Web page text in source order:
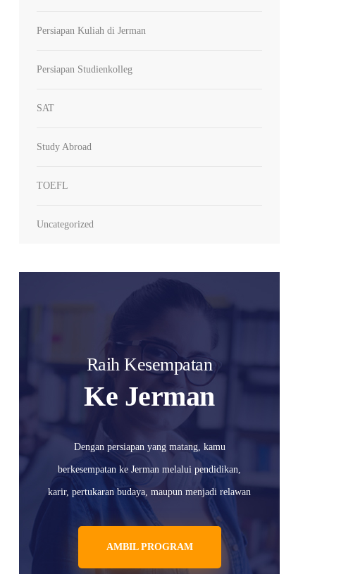
Persiapan Kuliah di Jerman
Persiapan Studienkolleg
SAT
Study Abroad
TOEFL
Uncategorized
Raih Kesempatan
Ke Jerman
Dengan persiapan yang matang, kamu
berkesempatan ke Jerman melalui pendidikan,
karir, pertukaran budaya, maupun menjadi relawan
AMBIL PROGRAM